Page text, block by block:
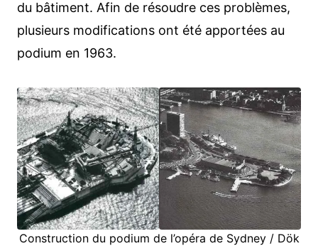
du bâtiment. Afin de résoudre ces problèmes,
plusieurs modifications ont été apportées au
podium en 1963.
Construction du podium de l’opéra de Sydney / Dök